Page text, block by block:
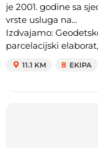
je 2001. godine sa
vrste usluga na...
Izdvajamo:
parcelacijski
11.1 KM 8 EKIPA